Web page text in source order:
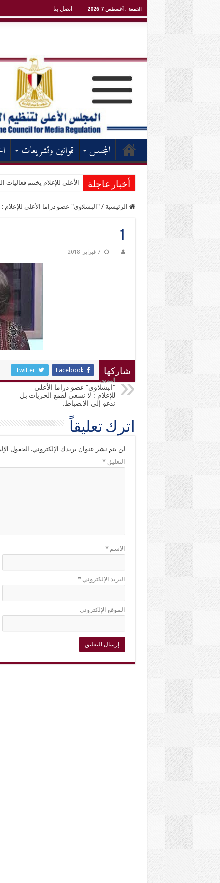
الجمعة , أغسطس 7 2026 اتصل بنا
المجلس قوانين وتشريعات
أخبار عاجلة الأعلى للإعلام يختتم فعاليات
الرئيسية / "البشلاوي" عضو دراما الأعلى
1
7 فبراير، 2018
شاركها Facebook
Twitter
السابق
“البشلاوي” عضو دراما الأعلى
للإعلام : لا نسعى لقمع الحريات بل
ندعو إلى الانضباط.
اترك تعليقاً
لن يتم نشر عنوان بريدك الإلكتروني. الحقول
التعليق*
الاسم*
البريد الإلكتروني*
الموقع الإلكتروني